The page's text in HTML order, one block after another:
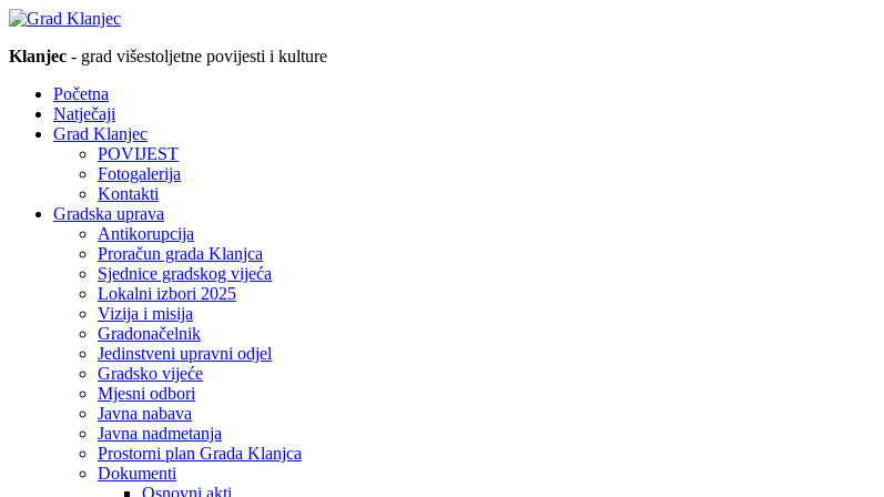
Klanjec - grad višestoljetne povijesti i kulture
Početna
Natječaji
Grad Klanjec
POVIJEST
Fotogalerija
Kontakti
Gradska uprava
Antikorupcija
Proračun grada Klanjca
Sjednice gradskog vijeća
Lokalni izbori 2025
Vizija i misija
Gradonačelnik
Jedinstveni upravni odjel
Gradsko vijeće
Mjesni odbori
Javna nabava
Javna nadmetanja
Prostorni plan Grada Klanjca
Dokumenti
Osnovni akti